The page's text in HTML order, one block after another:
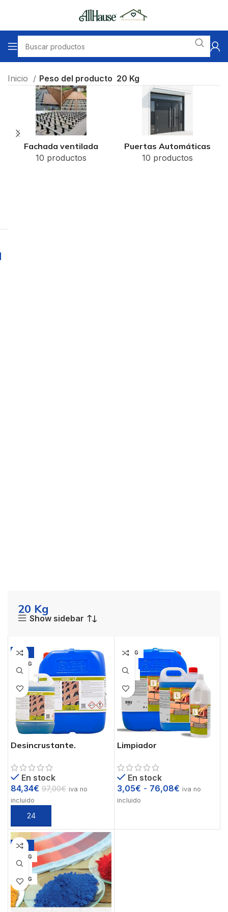
Inicio Peso del producto 20 Kg
Fachada ventilada
10 productos
Puertas Automáticas
10 productos
20 Kg
Show sidebar
-13%
20 KG
5 KG
Desincrustante.
En stock
84,34€ 97,00€ iva no
incluido
20 KG
5 KG
Limpiador
Quitacementos.
En stock
3,05€ - 76,08€ iva no
incluido
-12%
20 KG
1 KG
25 KG